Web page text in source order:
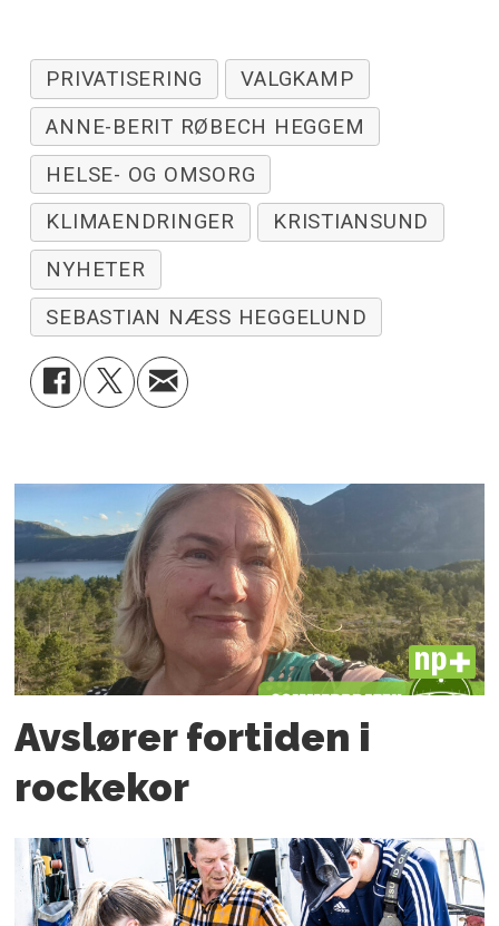
PRIVATISERING
VALGKAMP
ANNE-BERIT RØBECH HEGGEM
HELSE- OG OMSORG
KLIMAENDRINGER
KRISTIANSUND
NYHETER
SEBASTIAN NÆSS HEGGELUND
PLUS
Avslører fortiden i
rockekor